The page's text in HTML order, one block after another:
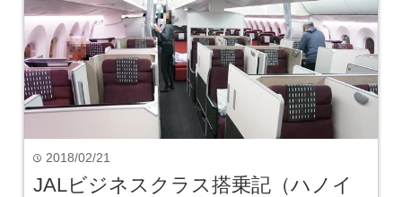
time 2018/02/21
JALビジネスクラス搭乗記（ハノイ